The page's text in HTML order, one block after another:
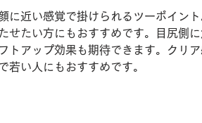
に近い感覚で掛けられるツーポイン
せたい方にもおすすめです。目尻側
トアップ効果も期待できます。クリ
若い人にもおすすめです。